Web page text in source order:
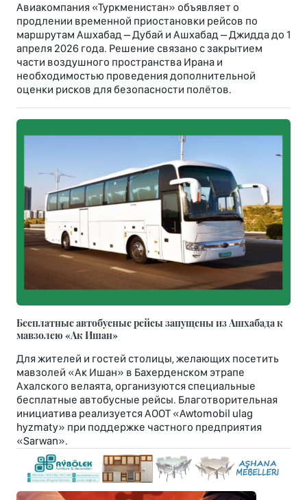
Авиакомпания «Туркменистан» объявляет о
продлении временной приостановки рейсов по
маршрутам Ашхабад – Дубай и Ашхабад – Джидда до 1
апреля 2026 года. Решение связано с закрытием
части воздушного пространства Ирана и
необходимостью проведения дополнительной
оценки рисков для безопасности полётов.
Бесплатные автобусные рейсы запущены из Ашхабада к
мавзолею «Ак Ишан»
Для жителей и гостей столицы, желающих посетить
мавзолей «Ак Ишан» в Бахерденском этрапе
Ахалского велаята, организуются специальные
бесплатные автобусные рейсы. Благотворительная
инициатива реализуется АООТ «Awtomobil ulag
hyzmaty» при поддержке частного предприятия
«Sarwan».